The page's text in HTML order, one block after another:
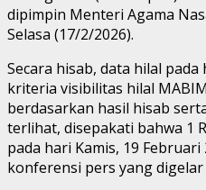
dipimpin Menteri Agama
Selasa (17/2/2026).
Secara hisab, data hilal
kriteria visibilitas hilal
berdasarkan hasil hisab
terlihat, disepakati bahwa 1
pada hari Kamis, 19
konferensi pers yang digelar